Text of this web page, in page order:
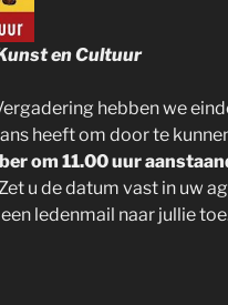
en Cultuur
hebben we
heeft om door te
om 11.00 uur
u de datum vast in uw
ledenmail naar jullie